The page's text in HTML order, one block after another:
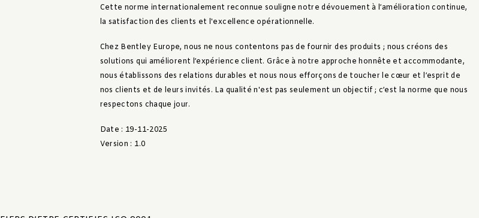
Cette norme internationalement reconnue souligne notre dévouement à l’amélioration continue,
la satisfaction des clients et l'excellence opérationnelle.
Chez Bentley Europe, nous ne nous contentons pas de fournir des produits ; nous créons des
solutions qui améliorent l’expérience client. Grâce à notre approche honnête et accommodante,
nous établissons des relations durables et nous nous efforçons de toucher le cœur et l’esprit de
nos clients et de leurs invités. La qualité n'est pas seulement un objectif ; c’est la norme que nous
respectons chaque jour.
Date : 19-11-2025
Version : 1.0